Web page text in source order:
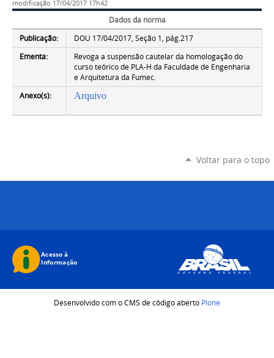
modificação 17/04/2017 17h42
Dados da norma
Publicação:
DOU 17/04/2017, Seção 1, pág.217
Ementa:
Revoga a suspensão cautelar da homologação do
curso teórico de PLA-H da Faculdade de Engenharia
e Arquitetura da Fumec.
Anexo(s):
Arquivo
Voltar para o topo
Desenvolvido com o CMS de código aberto Plone